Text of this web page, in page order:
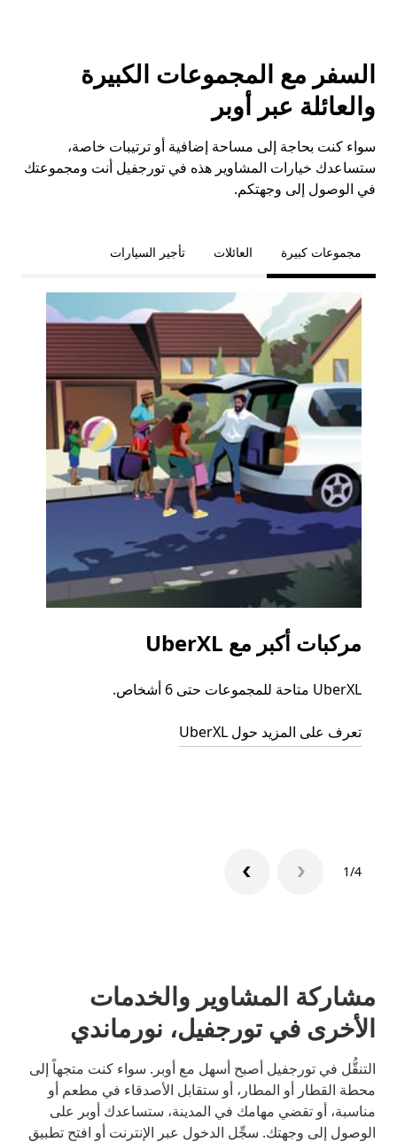
السفر مع المجموعات الكبيرة
والعائلة عبر أوبر
سواء كنت بحاجة إلى مساحة إضافية أو ترتيبات خاصة،
ستساعدك خيارات المشاوير هذه في تورجفيل أنت ومجموعتك
في الوصول إلى وجهتكم.
مجموعات كبيرة العائلات تأجير السيارات
مركبات أكبر مع UberXL
UberXL متاحة للمجموعات حتى 6 أشخاص.
تعرف على المزيد حول UberXL
1/4
مشاركة المشاوير والخدمات
الأخرى في تورجفيل، نورماندي
التنقُّل في تورجفيل أصبح أسهل مع أوبر. سواء كنت متجهاً إلى
محطة القطار أو المطار، أو ستقابل الأصدقاء في مطعم أو
مناسبة، أو تقضي مهامك في المدينة، ستساعدك أوبر على
الوصول إلى وجهتك. سجِّل الدخول عبر الإنترنت أو افتح تطبيق